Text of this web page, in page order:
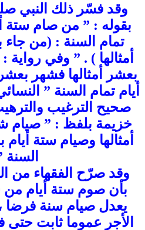
وقد فسّر ذلك النبي
بقوله : ” من صام ستة
تمام السنة : (من جاء
أمثالها ) . ” وفي
بعشر أمثالها فشهر
أيام تمام السنة ”
خزيمة بلفظ : ” صيام
أمثالها وصيام ستة
السنة
وقد صرّح الفقهاء من
بأن صوم ستة أيام
يعدل صيام سنة فرضا
الأجر عموما ثابت حتى